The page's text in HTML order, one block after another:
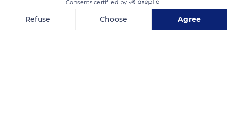
Consents certified by
Refuse Choose Agree